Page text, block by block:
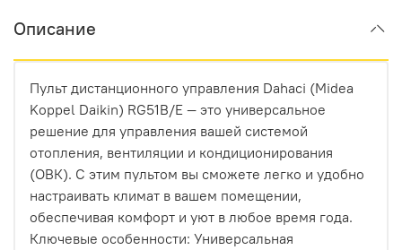
Описание
Пульт дистанционного управления Dahaci (Midea
Koppel Daikin) RG51B/E — это универсальное
решение для управления вашей системой
отопления, вентиляции и кондиционирования
(ОВК). С этим пультом вы сможете легко и удобно
настраивать климат в вашем помещении,
обеспечивая комфорт и уют в любое время года.
Ключевые особенности: Универсальная